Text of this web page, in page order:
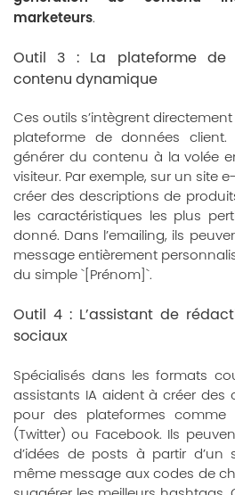
marketeurs.
Outil 3 : La plateforme de
contenu dynamique
Ces outils s’intègrent
plateforme de données
générer du contenu à la volée
visiteur. Par exemple, sur un site
créer des descriptions de
les caractéristiques les plus
donné. Dans l’emailing, ils
message entièrement
du simple `[Prénom]`.
Outil 4 : L’assistant de
sociaux
Spécialisés dans les formats
assistants IA aident à créer des
pour des plateformes comme
(Twitter) ou Facebook. Ils
d’idées de posts à partir d’un
même message aux codes de